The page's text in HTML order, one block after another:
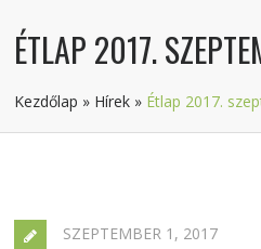
ÉTLAP 2017.
Kezdőlap » Hírek » Étlap 2017.
SZEPTEMBER 1, 2017